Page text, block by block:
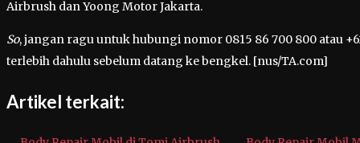
Airbrush dan Yoong Motor Jakarta.
So, jangan ragu untuk hubungi nomor 0815 86 700 800 atau
terlebih dahulu sebelum datang ke bengkel. [nus/TA.com]
Artikel terkait: